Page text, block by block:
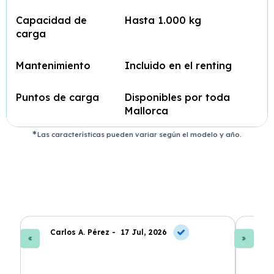
Capacidad de
carga
Hasta 1.000 kg
Mantenimiento Incluido en el renting
Puntos de carga
Disponibles por toda
Mallorca
Las características pueden variar según el modelo y año.
Carlos A. Pérez - 17 Jul, 2026